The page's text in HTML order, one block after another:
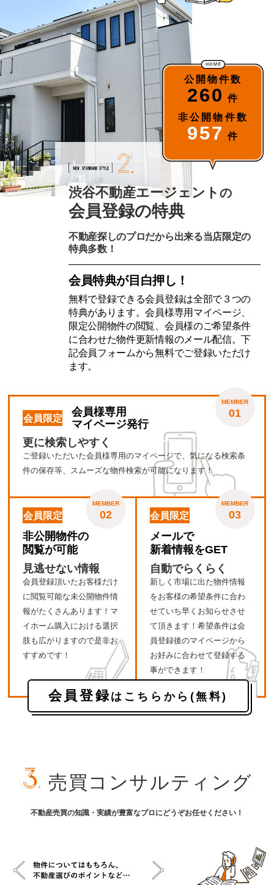
渋谷不動産エージェント の
会員登録の特典
不動産探しのプロだから出来る当店限定の
特典多数！
会員特典が目白押し！
無料で登録できる会員登録は全部で３つの
特典があります。会員様専用マイページ、
限定公開物件の閲覧、会員様のご希望条件
に合わせた物件更新情報のメール配信。下
記会員フォームから無料でご登録いただけ
ます。
公開物件数
260 件
非公開物件数
957 件
MEMBER
01
会員限定
会員様専用
マイページ発行
更に検索しやすく
ご登録いただいた会員様専用のマイページで、気になる検索条
件の保存等、スムーズな物件検索が可能になります！
MEMBER
02
会員限定
非公開物件の
閲覧が可能
見逃せない情報
会員登録頂いたお客様だけ
に閲覧可能な未公開物件情
報がたくさんあります！マ
イホーム購入における選択
肢も広がりますので是非お
すすめです！
MEMBER
03
会員限定
メールで
新着情報をGET
自動でらくらく
新しく市場に出た物件情報
をお客様の希望条件に合わ
せていち早くお知らせさせ
て頂きます！希望条件は会
員登録後のマイページから
お好みに合わせて登録する
事ができます！
会員登録はこちらから(無料)
売買コンサルティング
不動産売買の知識・実績が豊富なプロにどうぞお任せください！